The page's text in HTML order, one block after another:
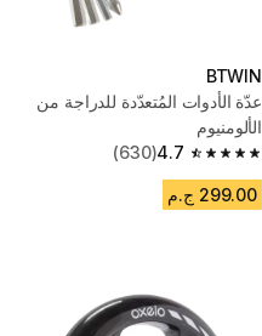
BTWIN
عدّة الأدوات المُتعدّدة للدراجة من
الألومنيوم
4.7
4.7 out of 5 stars from 630 reviews
(630)
299.00 ج.م